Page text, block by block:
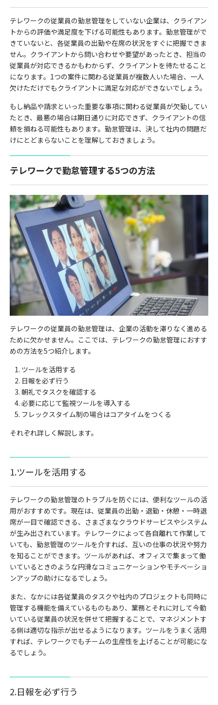
テレワークの従業員の勤怠管理をしていない企業は、クライアン
トからの評価や満足度を下げる可能性もあります。 勤怠管理がで
きていないと、各従業員の出勤や在席の状況をすぐに把握できま
せん。クライアントから問い合わせや要望があったとき、担当の
従業員が対応できるかもわからず、クライアントを待たせること
になります。1つの案件に関わる従業員が複数人いた場合、一人
欠けただけでもクライアントに満足な対応ができないでしょう。
もし納品や請求といった重要な事項に関わる従業員が欠勤してい
たとき、最悪の場合は期日通りに対応できず、クライアントの信
頼を損ねる可能性もあります。勤怠管理は、決して社内の問題だ
けにとどまらないことを理解しておきましょう。
テレワークで勤怠管理する5つの方法
テレワークの従業員の勤怠管理は、企業の活動を滞りなく進める
ために欠かせません。ここでは、テレワークの勤怠管理におすす
めの方法を5つ紹介します。
ツールを活用する
日報を必ず行う
朝礼でタスクを確認する
必要に応じて監視ツールを導入する
フレックスタイム制の場合はコアタイムをつくる
それぞれ詳しく解説します。
1.ツールを活用する
テレワークの勤怠管理のトラブルを防ぐには、便利なツールの活
用がおすすめです。現在は、従業員の出勤・退勤・休憩・一時退
席が一目で確認できる、さまざまなクラウドサービスやシステム
が生み出されています。テレワークによって各自離れて作業して
いても、勤怠管理のツールを介すれば、互いの仕事の状況や努力
を知ることができます。 ツールがあれば、オフィスで集まって働
いているときのような円滑なコミュニケーションやモチベーショ
ンアップの助けになるでしょう。
また、なかには各従業員のタスクや社内のプロジェクトも同時に
管理する機能を備えているものもあり、業務とそれに対して今動
いている従業員の状況を併せて把握することで、マネジメントす
る側は適切な指示が出せるようになります。ツールをうまく活用
すれば、テレワークでもチームの生産性を上げることが可能にな
るでしょう。
2.日報を必ず行う